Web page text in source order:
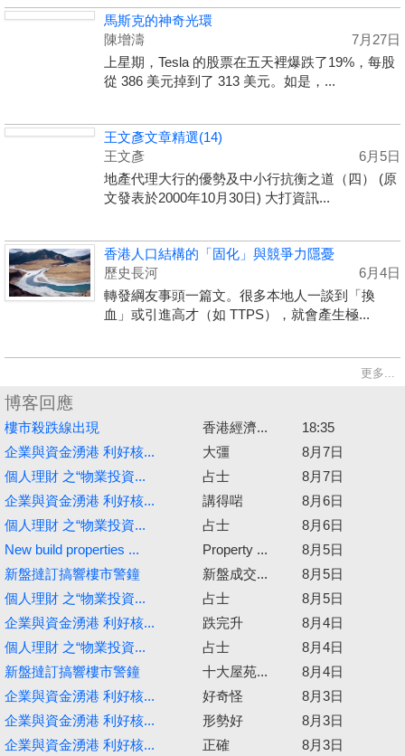
馬斯克的神奇光環
陳增濤
7月27日
上星期，Tesla 的股票在五天裡爆跌了19%，每股
從 386 美元掉到了 313 美元。如是，...
王文彥文章精選(14)
王文彥
6月5日
地產代理大行的優勢及中小行抗衡之道（四） (原
文發表於2000年10月30日) 大打資訊...
香港人口結構的「固化」與競爭力隱憂
歷史長河
6月4日
轉發綱友事頭一篇文。很多本地人一談到「換
血」或引進高才（如 TTPS），就會產生極...
更多...
博客回應
樓市殺跌線出現 香港經濟...
18:35
企業與資金湧港 利好核...
大彊
8月7日
個人理財 之“物業投資...
占士
8月7日
企業與資金湧港 利好核...
講得啱
8月6日
個人理財 之“物業投資...
占士
8月6日
New build properties ...
Property ...
8月5日
新盤撻訂搞響樓市警鐘
新盤成交...
8月5日
個人理財 之“物業投資...
占士
8月5日
企業與資金湧港 利好核...
跌完升
8月4日
個人理財 之“物業投資...
占士
8月4日
新盤撻訂搞響樓市警鐘
十大屋苑...
8月4日
企業與資金湧港 利好核...
好奇怪
8月3日
企業與資金湧港 利好核...
形勢好
8月3日
企業與資金湧港 利好核...
正確 8月3日